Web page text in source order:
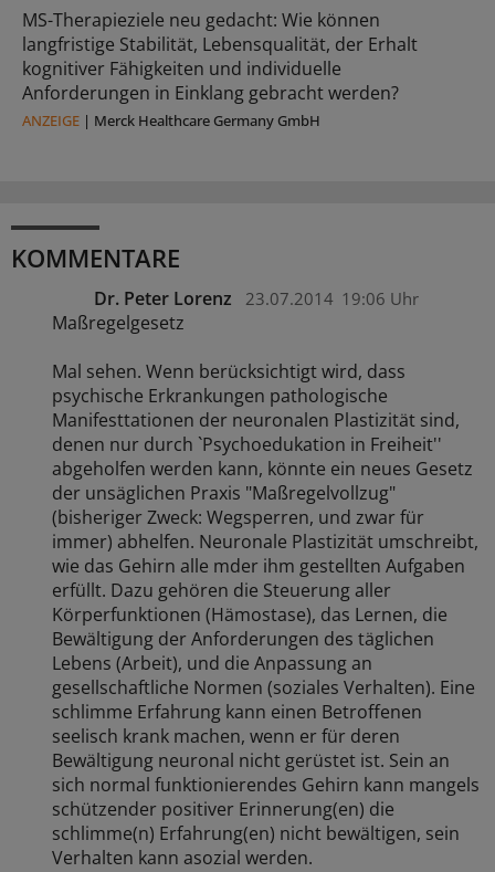
MS-Therapieziele neu gedacht: Wie können
langfristige Stabilität, Lebensqualität, der Erhalt
kognitiver Fähigkeiten und individuelle
Anforderungen in Einklang gebracht werden?
ANZEIGE | Merck Healthcare Germany GmbH
KOMMENTARE
Dr. Peter Lorenz 23.07.2014 19:06 Uhr
Maßregelgesetz
Mal sehen. Wenn berücksichtigt wird, dass
psychische Erkrankungen pathologische
Manifesttationen der neuronalen Plastizität sind,
denen nur durch `Psychoedukation in Freiheit''
abgeholfen werden kann, könnte ein neues Gesetz
der unsäglichen Praxis "Maßregelvollzug"
(bisheriger Zweck: Wegsperren, und zwar für
immer) abhelfen. Neuronale Plastizität umschreibt,
wie das Gehirn alle mder ihm gestellten Aufgaben
erfüllt. Dazu gehören die Steuerung aller
Körperfunktionen (Hämostase), das Lernen, die
Bewältigung der Anforderungen des täglichen
Lebens (Arbeit), und die Anpassung an
gesellschaftliche Normen (soziales Verhalten). Eine
schlimme Erfahrung kann einen Betroffenen
seelisch krank machen, wenn er für deren
Bewältigung neuronal nicht gerüstet ist. Sein an
sich normal funktionierendes Gehirn kann mangels
schützender positiver Erinnerung(en) die
schlimme(n) Erfahrung(en) nicht bewältigen, sein
Verhalten kann asozial werden.